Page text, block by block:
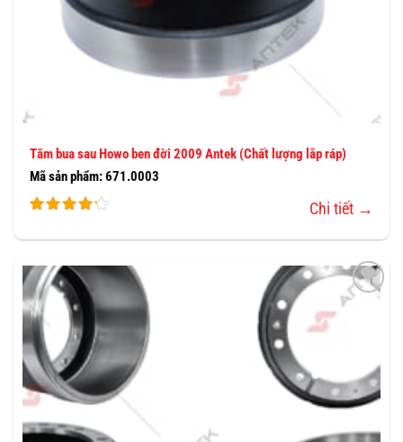
Tăm bua sau Howo ben đời 2009 Antek (Chất lượng lắp ráp)
Mã sản phẩm: 671.0003
Chi tiết →
THÊM